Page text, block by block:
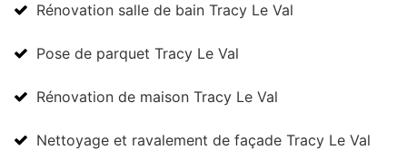
Rénovation salle de bain Tracy Le Val
Pose de parquet Tracy Le Val
Rénovation de maison Tracy Le Val
Nettoyage et ravalement de façade Tracy Le Val